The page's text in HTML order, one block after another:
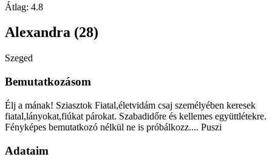
Átlag: 4.8
Alexandra (28)
Szeged
Bemutatkozásom
Élj a mának! Sziasztok Fiatal,életvidám csaj személyében keresek
fiatal,lányokat,fiúkat párokat. Szabadidőre és kellemes együttlétekre.
Fényképes bemutatkozó nélkül ne is próbálkozz.... Puszi
Adataim